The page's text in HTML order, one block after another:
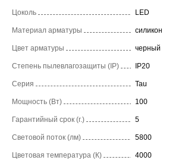
Цоколь LED
Материал арматуры силикон
Цвет арматуры черный
Степень пылевлагозащиты (IP) IP20
Серия Tau
Мощность (Вт) 100
Гарантийный срок (г.) 5
Световой поток (лм) 5800
Цветовая температура (К) 4000